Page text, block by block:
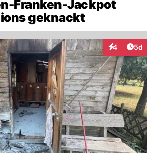
Franken-Jackpot
geknackt
4 5d